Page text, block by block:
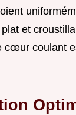
et
cœur coulant